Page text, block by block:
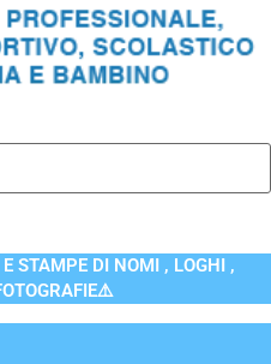
STAMPE DI NOMI , LOGHI ,